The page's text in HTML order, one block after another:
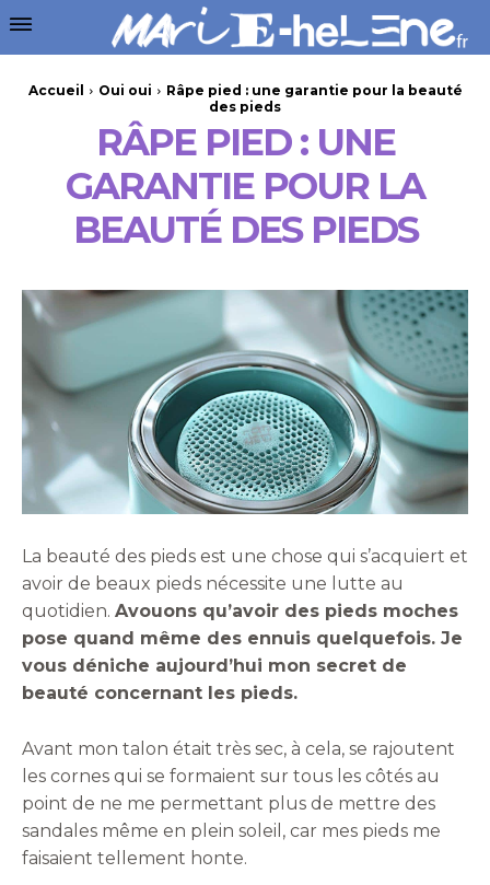
Accueil Oui oui
Râpe pied : une garantie pour la beauté
des pieds
RÂPE PIED : UNE
GARANTIE POUR LA
BEAUTÉ DES PIEDS
La beauté des pieds est une chose qui s’acquiert et
avoir de beaux pieds nécessite une lutte au
quotidien. Avouons qu’avoir des pieds moches
pose quand même des ennuis quelquefois. Je
vous déniche aujourd’hui mon secret de
beauté concernant les pieds.
Avant mon talon était très sec, à cela, se rajoutent
les cornes qui se formaient sur tous les côtés au
point de ne me permettant plus de mettre des
sandales même en plein soleil, car mes pieds me
faisaient tellement honte.